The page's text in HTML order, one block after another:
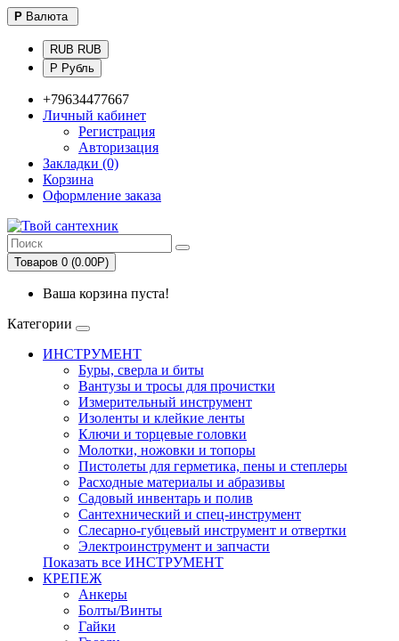
Р Валюта
RUB RUB
Р Рубль
+79634477667
Личный кабинет
Регистрация
Авторизация
Закладки (0)
Корзина
Оформление заказа
Товаров 0 (0.00Р)
Ваша корзина пуста!
Категории
ИНСТРУМЕНТ
Буры, сверла и биты
Вантузы и тросы для прочистки
Измерительный инструмент
Изоленты и клейкие ленты
Ключи и торцевые головки
Молотки, ножовки и топоры
Пистолеты для герметика, пены и степлеры
Расходные материалы и абразивы
Садовый инвентарь и полив
Сантехнический и спец-инструмент
Слесарно-губцевый инструмент и отвертки
Электроинструмент и запчасти
Показать все ИНСТРУМЕНТ
КРЕПЕЖ
Анкеры
Болты/Винты
Гайки